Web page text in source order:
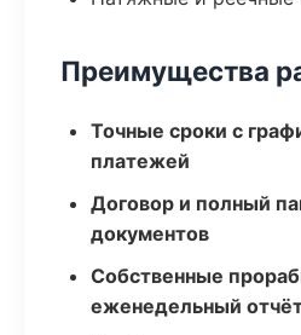
Преимущества
Точные сроки с
платежей
Договор и полный
документов
Собственные
еженедельный